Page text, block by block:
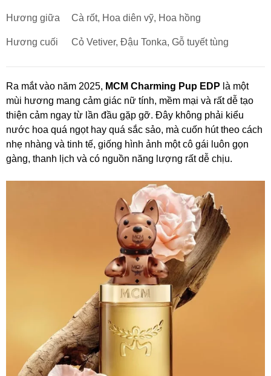
Hương giữa Cà rốt, Hoa diên vỹ, Hoa hồng
Hương cuối Cỏ Vetiver, Đậu Tonka, Gỗ tuyết tùng
Ra mắt vào năm 2025, MCM Charming Pup EDP là một
mùi hương mang cảm giác nữ tính, mềm mại và rất dễ tạo
thiện cảm ngay từ lần đầu gặp gỡ. Đây không phải kiểu
nước hoa quá ngọt hay quá sắc sảo, mà cuốn hút theo cách
nhẹ nhàng và tinh tế, giống hình ảnh một cô gái luôn gọn
gàng, thanh lịch và có nguồn năng lượng rất dễ chịu.